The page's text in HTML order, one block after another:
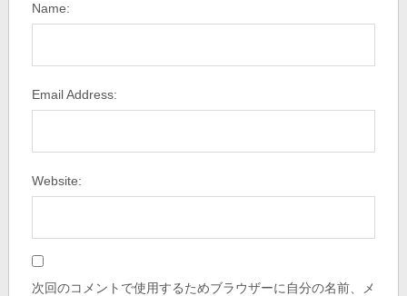
Name:
Email Address:
Website:
次回のコメントで使用するためブラウザーに自分の名前、メ